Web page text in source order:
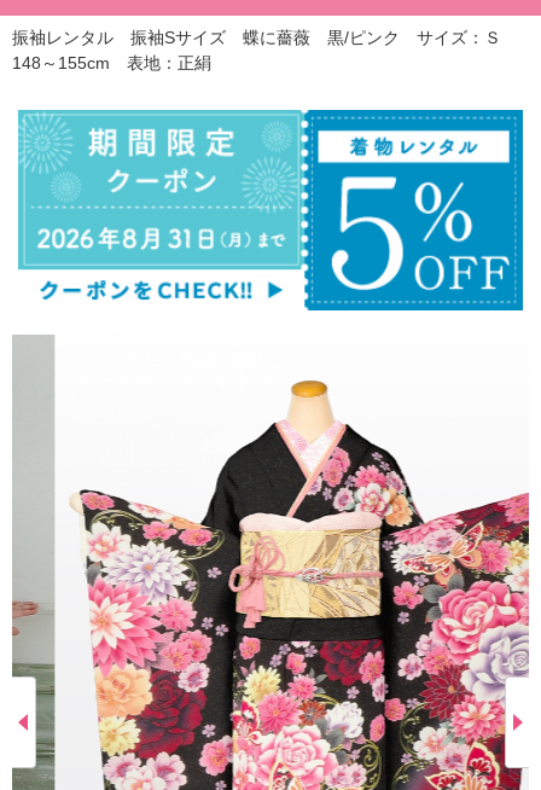
振袖レンタル 振袖Sサイズ 蝶に薔薇 黒/ピンク サイズ：Ｓ
148～155cm 表地：正絹